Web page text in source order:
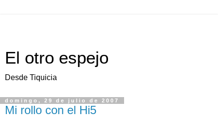
El otro espejo
Desde Tiquicia
domingo, 29 de julio de 2007
Mi rollo con el Hi5